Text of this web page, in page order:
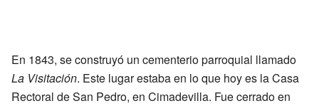
En 1843, se construyó un cementerio parroquial llamado
La Visitación. Este lugar estaba en lo que hoy es la Casa
Rectoral de San Pedro, en Cimadevilla. Fue cerrado en